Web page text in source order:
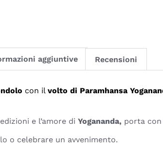
aggiuntive Recensioni
con il volto di Paramhansa
e l’amore di Yogananda, porta con
o celebrare un avvenimento.